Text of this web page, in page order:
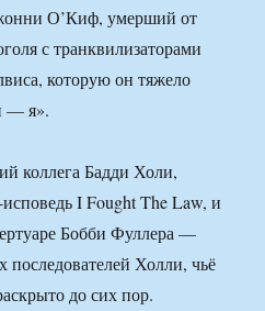
О’Киф, умерший от
с транквилизаторами
которую он тяжело
— я».
коллега Бадди Холи,
I Fought The Law, и
Бобби Фуллера —
последователей Холли, чьё
до сих пор.